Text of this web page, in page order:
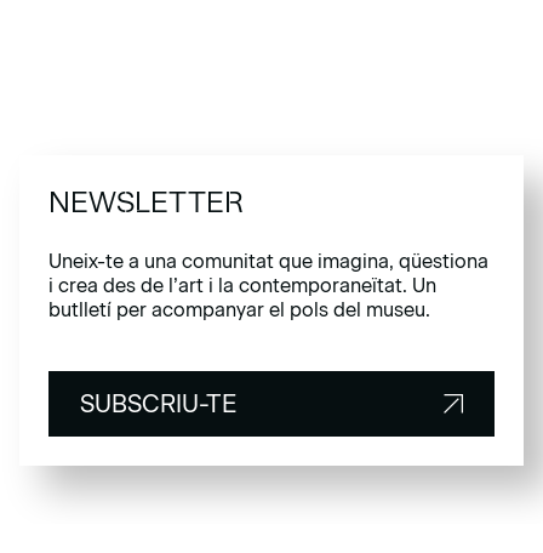
NEWSLETTER
Uneix-te a una comunitat que imagina, qüestiona
i crea des de l’art i la contemporaneïtat. Un
butlletí per acompanyar el pols del museu.
SUBSCRIU-TE
SUBSCRIU-TE